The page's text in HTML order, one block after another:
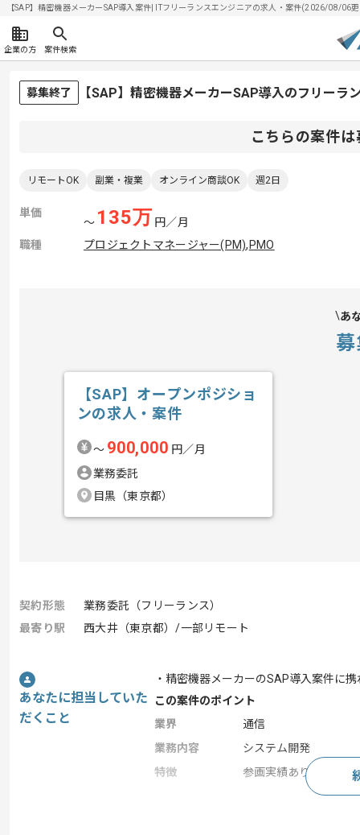
【SAP】精密機器メーカーSAP導入案件| ITフリーランスエンジニアの求人・案件(2026/08/06
企業の方 案件検索
募集終了 【SAP】精密機器メーカーSAP導入のフリーラ
こちらの案件
リモートOK 副業・複業 オンライン商談OK 週2日
単価
〜 135万 円／月
職種
プロジェクトマネージャー(PM), PMO
あ
【SAP】オープンポジショ
ンの求人・案件
〜 900,000 円／月
業務委託
目黒（東京都）
契約形態
業務委託（フリーランス）
最寄り駅
西大井（東京都）/一部リモート
あなたに担当していた
だくこと
・精密機器メーカーのSAP導入案件に
この案件のポイント
業界
通信
業務内容
システム開発
特徴
参画実績あり , 長期プ